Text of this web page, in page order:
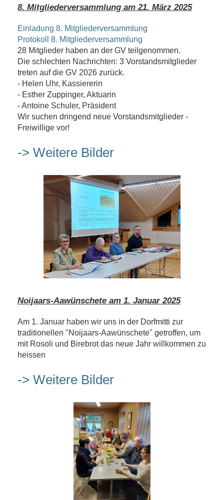
8. Mitgliederversammlung am 21. März 2025
Einladung 8. Mitgliederversammlung
Protokoll 8. Mitgliederversammlung
28 Mitglieder haben an der GV teilgenommen.
Die schlechten Nachrichten: 3 Vorstandsmitglieder
treten auf die GV 2026 zurück.
- Helen Uhr, Kassiererin
- Esther Zuppinger, Aktuarin
- Antoine Schuler, Präsident
Wir suchen dringend neue Vorstandsmitglieder -
Freiwillige vor!
-> Weitere Bilder
Noijaars-Aawünschete am 1. Januar 2025
Am 1. Januar haben wir uns in der Dorfmitti zur
traditionellen "Noijaars-Aawünschete" getroffen, um
mit Rosoli und Birebrot das neue Jahr willkommen zu
heissen
-> Weitere Bilder